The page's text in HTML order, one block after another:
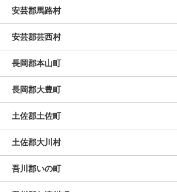
安芸郡馬路村
安芸郡芸西村
長岡郡本山町
長岡郡大豊町
土佐郡土佐町
土佐郡大川村
吾川郡いの町